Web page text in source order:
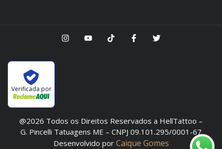
Verificada por
@2026 Todos os Direitos Reservados a HellTattoo –
G. Pincelli Tatuagens ME – CNPJ 09.101.295/0001-67
Desenvolvido por Caique Gomes